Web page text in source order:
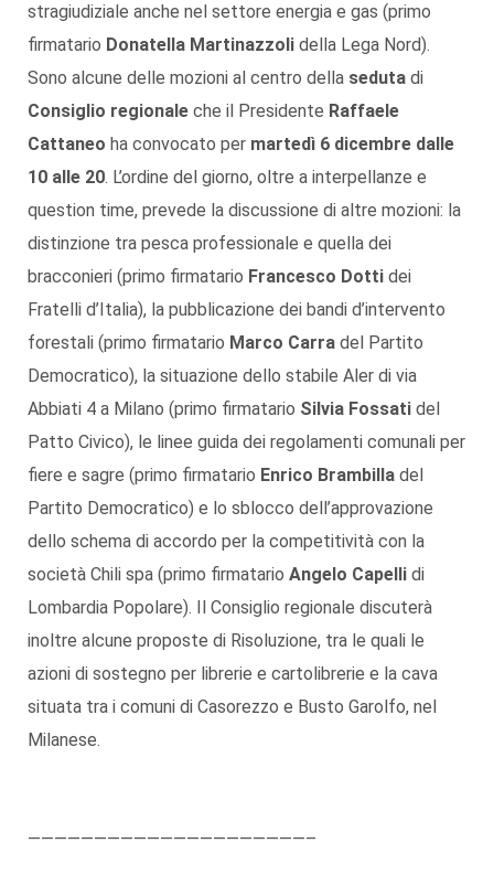
stragiudiziale anche nel settore energia e gas (primo
firmatario Donatella Martinazzoli della Lega Nord).
Sono alcune delle mozioni al centro della seduta di
Consiglio regionale che il Presidente Raffaele
Cattaneo ha convocato per martedì 6 dicembre dalle
10 alle 20. L’ordine del giorno, oltre a interpellanze e
question time, prevede la discussione di altre mozioni: la
distinzione tra pesca professionale e quella dei
bracconieri (primo firmatario Francesco Dotti dei
Fratelli d’Italia), la pubblicazione dei bandi d’intervento
forestali (primo firmatario Marco Carra del Partito
Democratico), la situazione dello stabile Aler di via
Abbiati 4 a Milano (primo firmatario Silvia Fossati del
Patto Civico), le linee guida dei regolamenti comunali per
fiere e sagre (primo firmatario Enrico Brambilla del
Partito Democratico) e lo sblocco dell’approvazione
dello schema di accordo per la competitività con la
società Chili spa (primo firmatario Angelo Capelli di
Lombardia Popolare). Il Consiglio regionale discuterà
inoltre alcune proposte di Risoluzione, tra le quali le
azioni di sostegno per librerie e cartolibrerie e la cava
situata tra i comuni di Casorezzo e Busto Garolfo, nel
Milanese.
—————————————————————–